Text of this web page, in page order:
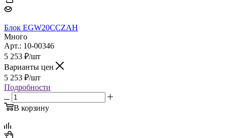
Блок EGW20CCZAH
Много
Арт.: 10-00346
5 253 ₽/шт
Варианты цен
5 253 ₽/шт
Подробности
В корзину